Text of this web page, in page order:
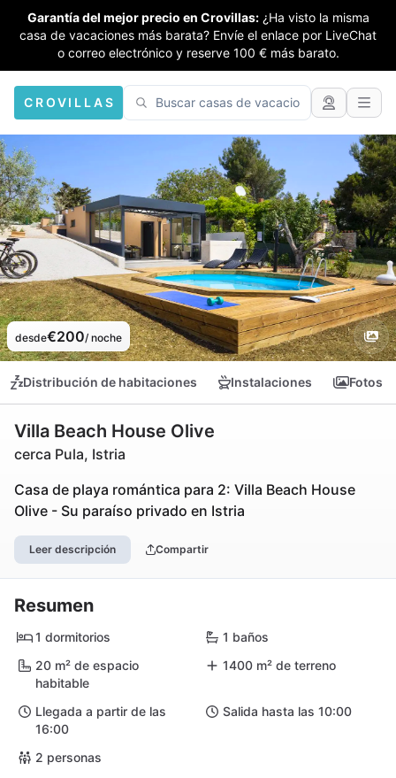
Garantía del mejor precio en Crovillas: ¿Ha visto la misma
casa de vacaciones más barata? Envíe el enlace por LiveChat
o correo electrónico y reserve 100 € más barato.
CROVILLAS
desde€200/ noche
Distribución de habitaciones Instalaciones Fotos
Villa Beach House Olive
cerca Pula, Istria
Casa de playa romántica para 2: Villa Beach House
Olive - Su paraíso privado en Istria
Leer descripción Compartir
Resumen
1 dormitorios
1 baños
20 m² de espacio
habitable
1400 m² de terreno
Llegada a partir de las
16:00
Salida hasta las 10:00
2 personas